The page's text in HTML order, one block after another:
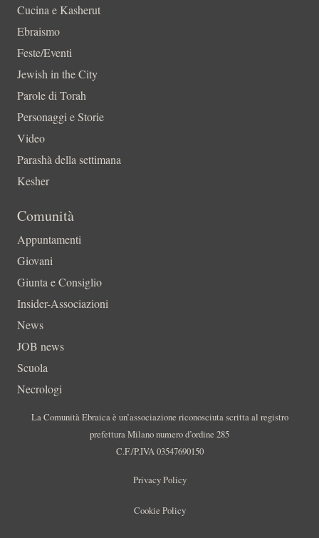
Cucina e Kasherut
Ebraismo
Feste/Eventi
Jewish in the City
Parole di Torah
Personaggi e Storie
Video
Parashà della settimana
Kesher
Comunità
Appuntamenti
Giovani
Giunta e Consiglio
Insider-Associazioni
News
JOB news
Scuola
Necrologi
La Comunità Ebraica è un’associazione riconosciuta scritta al registro
prefettura Milano numero d’ordine 285
C.F./P.IVA 03547690150
Privacy Policy
Cookie Policy